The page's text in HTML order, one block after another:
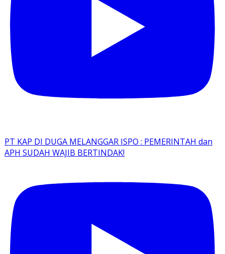
PT KAP DI DUGA MELANGGAR ISPO : PEMERINTAH dan
APH SUDAH WAJIB BERTINDAK!